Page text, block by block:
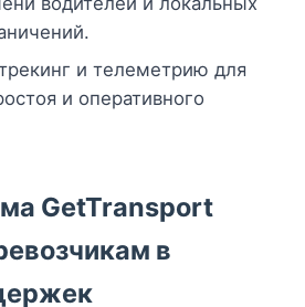
и телеметрию для
и оперативного
GetTransport
в